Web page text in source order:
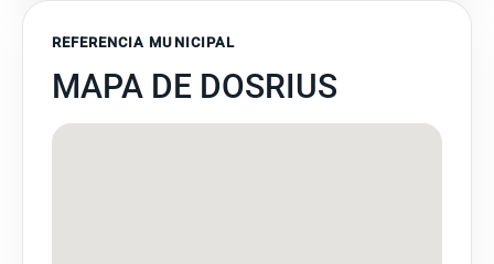
REFERENCIA MUNICIPAL
MAPA DE DOSRIUS